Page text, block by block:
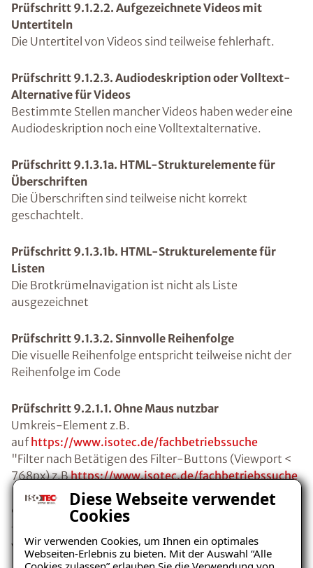
Diese Webseite verwendet
Cookies
Wir verwenden Cookies, um Ihnen ein optimales
Webseiten-Erlebnis zu bieten. Mit der Auswahl “Alle
Prüfschritt 9.1.2.2. Aufgezeichnete Videos mit
Untertiteln
Die Untertitel von Videos sind teilweise fehlerhaft.
Prüfschritt 9.1.2.3. Audiodeskription oder Volltext-
Alternative für Videos
Bestimmte Stellen mancher Videos haben weder eine
Audiodeskription noch eine Volltextalternative.
Prüfschritt 9.1.3.1a. HTML-Strukturelemente für
Überschriften
Die Überschriften sind teilweise nicht korrekt
geschachtelt.
Prüfschritt 9.1.3.1b. HTML-Strukturelemente für
Listen
Die Brotkrümelnavigation ist nicht als Liste
ausgezeichnet
Prüfschritt 9.1.3.2. Sinnvolle Reihenfolge
Die visuelle Reihenfolge entspricht teilweise nicht der
Reihenfolge im Code
Prüfschritt 9.2.1.1. Ohne Maus nutzbar
Umkreis-Element z.B.
auf https://www.isotec.de/fachbetriebssuche
"Filter nach Betätigen des Filter-Buttons (Viewport <
768px) z.Bhttps://www.isotec.de/fachbetriebssuche
9.2.4.1. Bereiche überspringbar
fehlende Unterscheidung z.B. aria-label der
verschiedenen Navigationen